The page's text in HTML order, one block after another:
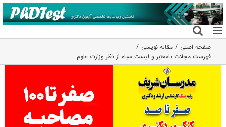
رفتن
به
محتوا
صفحه اصلی
مقاله نویسی
فهرست مجلات نامعتبر و لیست سیاه از نظر وزارت علوم